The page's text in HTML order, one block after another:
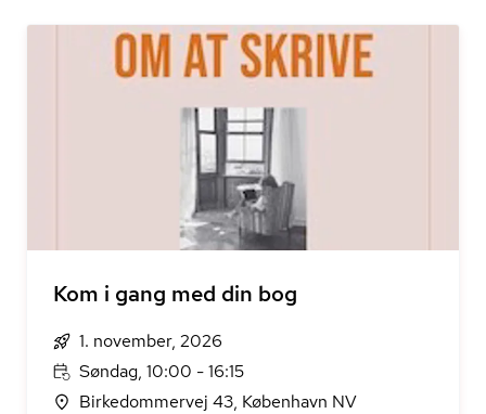
Kom i gang med din bog
1. november, 2026
Søndag, 10:00 - 16:15
Birkedommervej 43, København NV